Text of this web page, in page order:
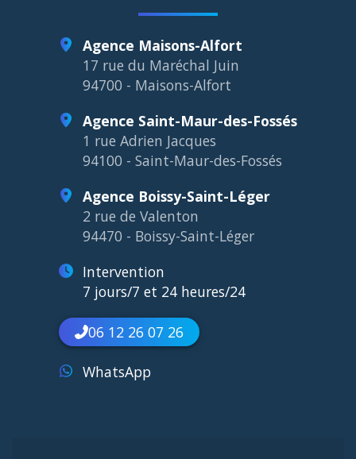
Agence Maisons-Alfort
17 rue du Maréchal Juin
94700 - Maisons-Alfort
Agence Saint-Maur-des-Fossés
1 rue Adrien Jacques
94100 - Saint-Maur-des-Fossés
Agence Boissy-Saint-Léger
2 rue de Valenton
94470 - Boissy-Saint-Léger
Intervention
7 jours/7 et 24 heures/24
06 12 26 07 26
WhatsApp